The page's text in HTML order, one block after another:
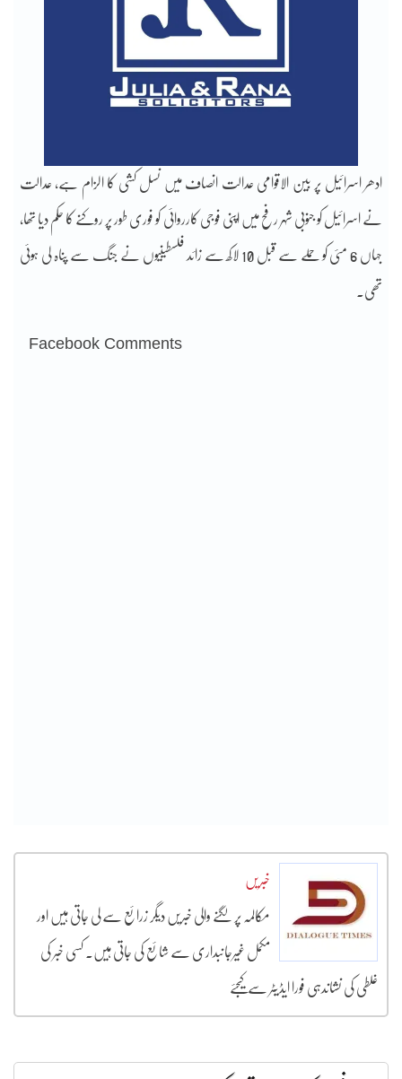
ادھر اسرائیل پر بین الاقوامی عدالت انصاف میں نسل کشی کا الزام ہے، عدالت
نے اسرائیل کو جنوبی شہر رفح میں اپنی فوجی کارروائی کو فوری طور پر روکنے کا حکم دیا تھا،
جہاں 6 مئی کو حملے سے قبل 10 لاکھ سے زائد فلسطینیوں نے جنگ سے پناہ لی ہوئی
تھی۔
Facebook Comments
خبریں
مکالمہ پر لگنے والی خبریں دیگر زرائع سے لی جاتی ہیں اور
مکمل غیرجانبداری سے شائع کی جاتی ہیں۔ کسی خبر کی
غلطی کی نشاندہی فورا ایڈیٹر سے کیجئے